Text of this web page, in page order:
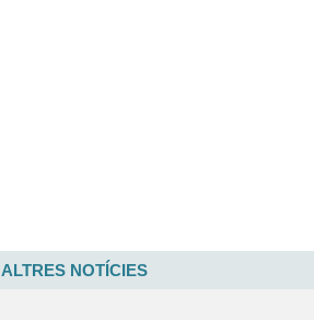
ALTRES NOTÍCIES